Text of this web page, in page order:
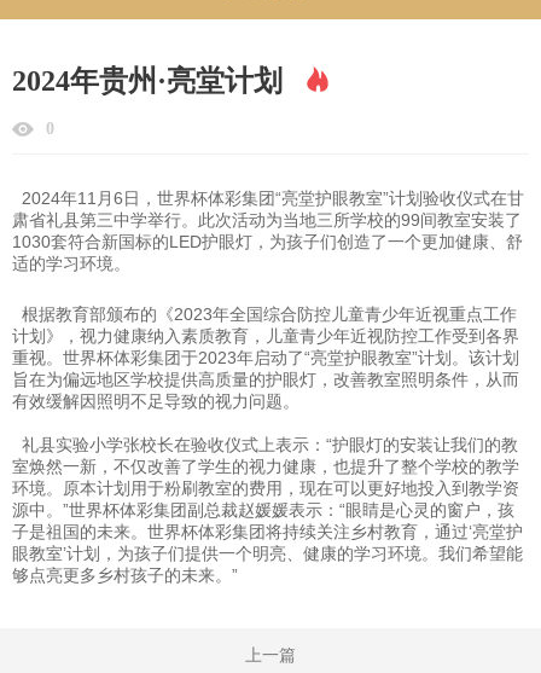
2024年贵州·亮堂计划
0
2024年11月6日，世界杯体彩集团“亮堂护眼教室”计划验收仪式在甘
肃省礼县第三中学举行。 此次活动为当地三所学校的99间教室安装了
1030套符合新国标的LED护眼灯，为孩子们创造了一个更加健康、舒
适的学习环境。
根据教育部颁布的《2023年全国综合防控儿童青少年近视重点工作
计划》， 视力健康纳入素质教育，儿童青少年近视防控工作受到各界
重视。世界杯体彩集团于2023年启动了“亮堂护眼教室”计划。 该计划
旨在为偏远地区学校提供高质量的护眼灯，改善教室照明条件，从而
有效缓解因照明不足导致的视力问题。
礼县实验小学张校长在验收仪式上表示：“护眼灯的安装让我们的教
室焕然一新，不仅改善了学生的视力健康，也提升了整个学校的教学
环境。
原本计划用于粉刷教室的费用，现在可以更好地投入到教学资
源中。”世界杯体彩集团副总裁赵媛媛表示：“眼睛是心灵的窗户，孩
子是祖国的未来。 世界杯体彩集团将持续关注乡村教育，通过‘亮堂护
眼教室’计划，为孩子们提供一个明亮、健康的学习环境。 我们希望能
够点亮更多乡村孩子的未来。”
上一篇